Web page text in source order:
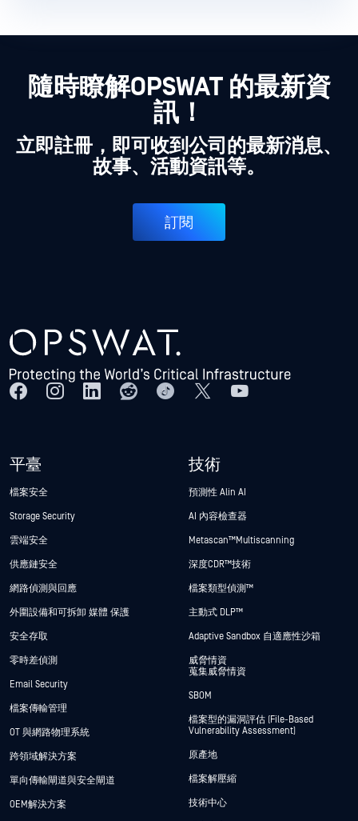
隨時瞭解OPSWAT 的最新資
訊！
立即註冊，即可收到公司的最新消息、
故事、活動資訊等。
訂閱
平臺
檔案安全
Storage Security
雲端安全
供應鏈安全
網路偵測與回應
外圍設備和可拆卸 媒體 保護
安全存取
零時差偵測
Email Security
檔案傳輸管理
OT 與網路物理系統
跨領域解決方案
單向傳輸閘道與安全閘道
OEM解決方案
技術
預測性 Alin AI
AI 內容檢查器
Metascan™ Multiscanning
深度CDR™技術
檔案類型偵測™
主動式 DLP™
Adaptive Sandbox 自適應性沙箱
威脅情資
蒐集威脅情資
SBOM
檔案型的漏洞評估 (File-Based
Vulnerability Assessment)
原產地
檔案解壓縮
技術中心